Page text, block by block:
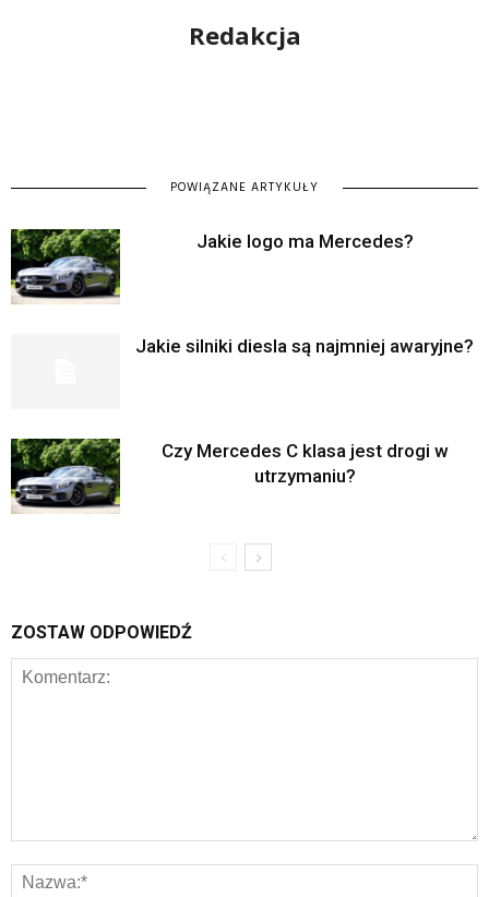
Redakcja
POWIĄZANE ARTYKUŁY
Jakie logo ma Mercedes?
Jakie silniki diesla są najmniej awaryjne?
Czy Mercedes C klasa jest drogi w
utrzymaniu?
ZOSTAW ODPOWIEDŹ